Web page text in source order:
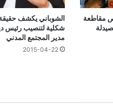
مقاطعة
الشوباني يكشف حقيقة
شكلية لتنصيب رئيس
مدير المجتمع المدني
2015-04-22